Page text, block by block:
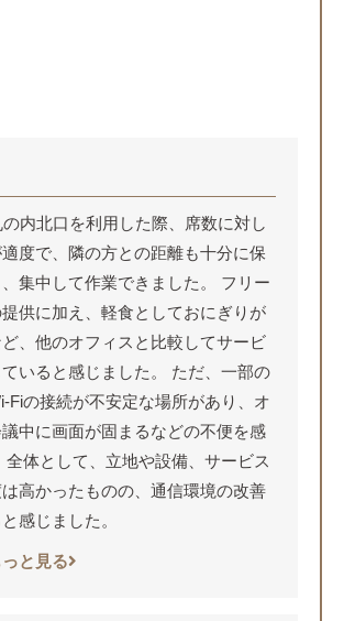
内北口を利用した際、席数に対し
度で、隣の方との距離も十分に保
集中して作業できました。 フリー
提供に加え、軽食としておにぎりが
、他のオフィスと比較してサービ
いると感じました。 ただ、一部の
Fiの接続が不安定な場所があり、オ
中に画面が固まるなどの不便を感
全体として、立地や設備、サービス
高かったものの、通信環境の改善
感じました。
と見る